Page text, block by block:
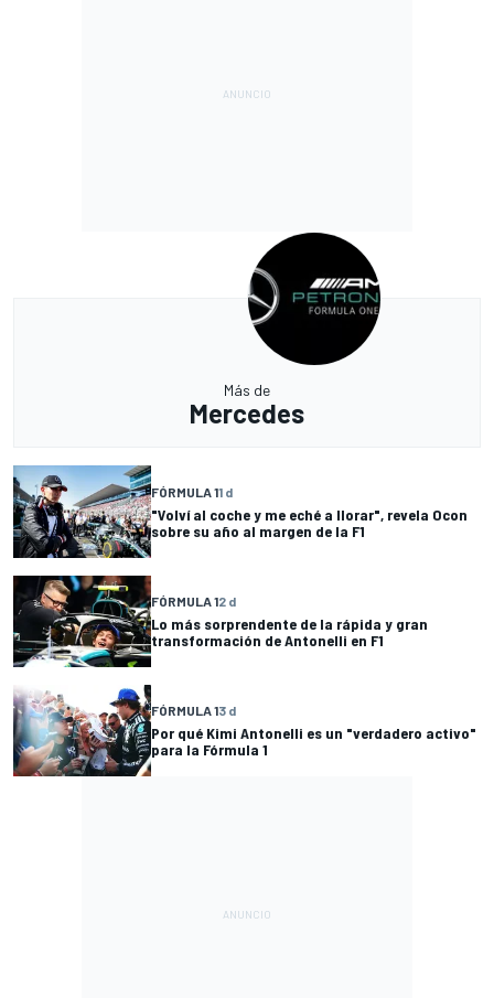
Más de
Mercedes
FÓRMULA 11 d
"Volví al coche y me eché a llorar", revela Ocon
sobre su año al margen de la F1
FÓRMULA 12 d
Lo más sorprendente de la rápida y gran
transformación de Antonelli en F1
FÓRMULA 13 d
Por qué Kimi Antonelli es un "verdadero activo"
para la Fórmula 1